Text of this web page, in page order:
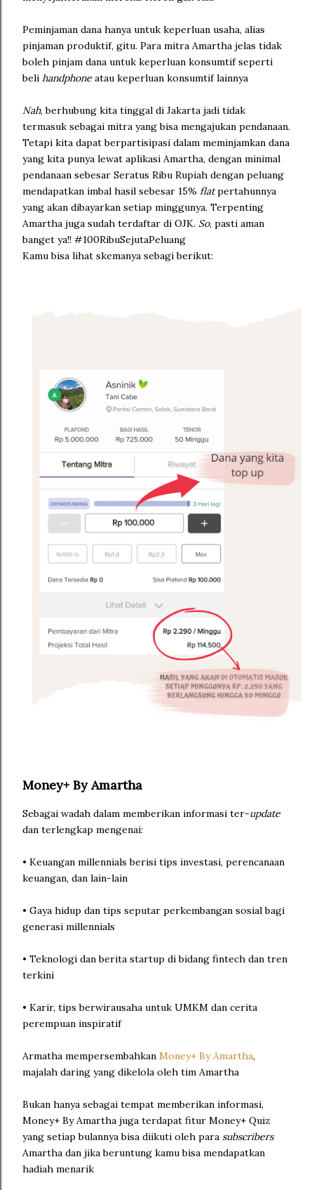
Peminjaman dana hanya untuk keperluan usaha, alias
pinjaman produktif, gitu. Para mitra Amartha jelas tidak
boleh pinjam dana untuk keperluan konsumtif seperti
beli handphone atau keperluan konsumtif lainnya
Nah, berhubung kita tinggal di Jakarta jadi tidak
termasuk sebagai mitra yang bisa mengajukan pendanaan.
Tetapi kita dapat berpartisipasi dalam meminjamkan dana
yang kita punya lewat aplikasi Amartha, dengan minimal
pendanaan sebesar Seratus Ribu Rupiah dengan peluang
mendapatkan imbal hasil sebesar 15% flatpertahunnya
yang akan dibayarkan setiap minggunya. Terpenting
Amartha juga sudah terdaftar di OJK. So, pasti aman
banget ya!! #100RibuSejutaPeluang
Kamu bisa lihat skemanya sebagi berikut:
Money+ By Amartha
Sebagai wadah dalam memberikan informasi ter-update
dan terlengkap mengenai:
• Keuangan millennials berisi tips investasi, perencanaan
keuangan, dan lain-lain
• Gaya hidup dan tips seputar perkembangan sosial bagi
generasi millennials
• Teknologi dan berita startup di bidang fintech dan tren
terkini
• Karir, tips berwirausaha untuk UMKM dan cerita
perempuan inspiratif
Armatha mempersembahkan Money+ By Amartha,
majalah daring yang dikelola oleh tim Amartha
Bukan hanya sebagai tempat memberikan informasi,
Money+ By Amartha juga terdapat fitur Money+ Quiz
yang setiap bulannya bisa diikuti oleh para subscribers
Amartha dan jika beruntung kamu bisa mendapatkan
hadiah menarik